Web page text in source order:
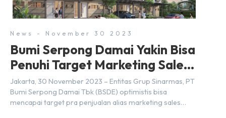
berbeda. Berikut penjelasannya. Baca Juga: […]
News - November 30 2023
Bumi Serpong Damai Yakin Bisa
Penuhi Target Marketing Sales
Tahun 2023
Jakarta, 30 November 2023 – Entitas Grup Sinarmas, PT
Bumi Serpong Damai Tbk (BSDE) optimistis bisa
mencapai target pra penjualan alias marketing sales